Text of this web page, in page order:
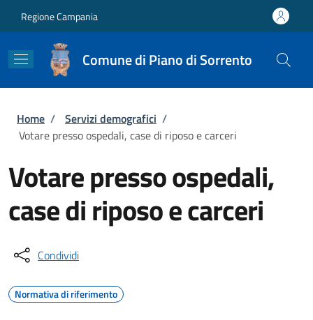
Regione Campania
Comune di Piano di Sorrento
Briciole di pane
Home / Servizi demografici /
Votare presso ospedali, case di riposo e carceri
Votare presso ospedali,
case di riposo e carceri
Condividi
Normativa di riferimento